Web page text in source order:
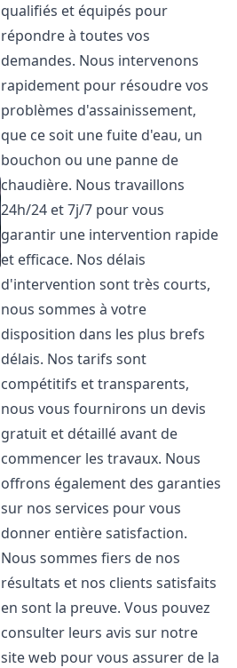
qualifiés et équipés pour
répondre à toutes vos
demandes. Nous intervenons
rapidement pour résoudre vos
problèmes d'assainissement,
que ce soit une fuite d'eau, un
bouchon ou une panne de
chaudière. Nous travaillons
24h/24 et 7j/7 pour vous
garantir une intervention rapide
et efficace. Nos délais
d'intervention sont très courts,
nous sommes à votre
disposition dans les plus brefs
délais. Nos tarifs sont
compétitifs et transparents,
nous vous fournirons un devis
gratuit et détaillé avant de
commencer les travaux. Nous
offrons également des garanties
sur nos services pour vous
donner entière satisfaction.
Nous sommes fiers de nos
résultats et nos clients satisfaits
en sont la preuve. Vous pouvez
consulter leurs avis sur notre
site web pour vous assurer de la